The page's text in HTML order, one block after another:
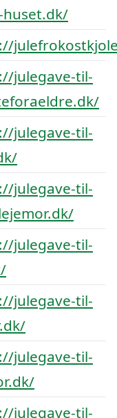
huset.dk/
julegave-til-
julegave-til-
julegave-til-
julegave-til-
julegave-til-
julegave-til-
julegave-til-